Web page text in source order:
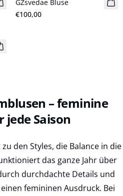
Neuheiten
GZsvedae Bluse
€100,00
– feminine
jede Saison
den Styles, die Balance in die
das ganze Jahr über
durchdachte Details und
femininen Ausdruck. Bei